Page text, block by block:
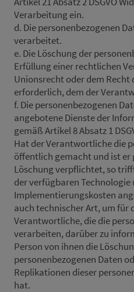
Verarbeitung ein.
d. Die personenbezogenen
verarbeitet.
e. Die Löschung der
Erfüllung einer rechtlichen
Unionsrecht oder dem
erforderlich, dem der
f. Die personenbezogenen
angebotene Dienste der
gemäß Artikel 8 Absatz 1
Hat der Verantwortliche die
öffentlich gemacht und ist er
Löschung verpflichtet, so
der verfügbaren Technologie
Implementierungskosten
auch technischer Art, um für
Verantwortliche, die die
verarbeiten, darüber zu
Person von ihnen die
personenbezogenen Daten
Replikationen dieser
hat.